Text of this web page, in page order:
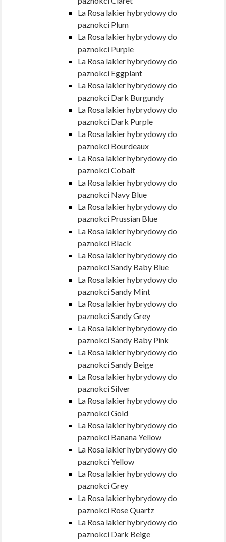
La Rosa lakier hybrydowy do
paznokci Plum
La Rosa lakier hybrydowy do
paznokci Purple
La Rosa lakier hybrydowy do
paznokci Eggplant
La Rosa lakier hybrydowy do
paznokci Dark Burgundy
La Rosa lakier hybrydowy do
paznokci Dark Purple
La Rosa lakier hybrydowy do
paznokci Bourdeaux
La Rosa lakier hybrydowy do
paznokci Cobalt
La Rosa lakier hybrydowy do
paznokci Navy Blue
La Rosa lakier hybrydowy do
paznokci Prussian Blue
La Rosa lakier hybrydowy do
paznokci Black
La Rosa lakier hybrydowy do
paznokci Sandy Baby Blue
La Rosa lakier hybrydowy do
paznokci Sandy Mint
La Rosa lakier hybrydowy do
paznokci Sandy Grey
La Rosa lakier hybrydowy do
paznokci Sandy Baby Pink
La Rosa lakier hybrydowy do
paznokci Sandy Beige
La Rosa lakier hybrydowy do
paznokci Silver
La Rosa lakier hybrydowy do
paznokci Gold
La Rosa lakier hybrydowy do
paznokci Banana Yellow
La Rosa lakier hybrydowy do
paznokci Yellow
La Rosa lakier hybrydowy do
paznokci Grey
La Rosa lakier hybrydowy do
paznokci Rose Quartz
La Rosa lakier hybrydowy do
paznokci Dark Beige